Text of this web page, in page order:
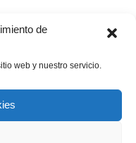
de
web y nuestro servicio.